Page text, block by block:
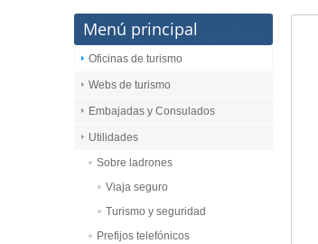
Menú principal
Oficinas de turismo
Webs de turismo
Embajadas y Consulados
Utilidades
Sobre ladrones
Viaja seguro
Turismo y seguridad
Prefijos telefónicos